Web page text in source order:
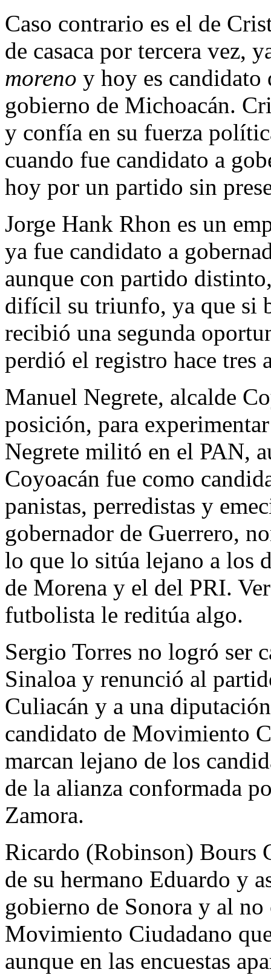
Caso contrario es el de
de casaca por tercera vez,
moreno y hoy es
gobierno de Michoacán.
y confía en su fuerza
cuando fue candidato a
hoy por un partido sin
Jorge Hank Rhon es un
ya fue candidato a
aunque con partido
difícil su triunfo, ya que si
recibió una segunda
perdió el registro hace tres
Manuel Negrete, alcalde
posición, para
Negrete militó en el PAN,
Coyoacán fue como
panistas, perredistas y
gobernador de Guerrero,
lo que lo sitúa lejano a los
de Morena y el del PRI.
futbolista le reditúa algo.
Sergio Torres no logró ser
Sinaloa y renunció al
Culiacán y a una
candidato de Movimiento
marcan lejano de los
de la alianza conformada
Zamora.
Ricardo (Robinson) Bours
de su hermano Eduardo y
gobierno de Sonora y al
Movimiento Ciudadano
aunque en las encuestas